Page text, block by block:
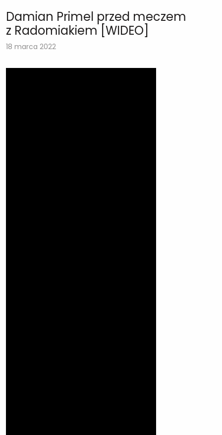
Damian Primel przed meczem
z Radomiakiem [WIDEO]
18 marca 2022